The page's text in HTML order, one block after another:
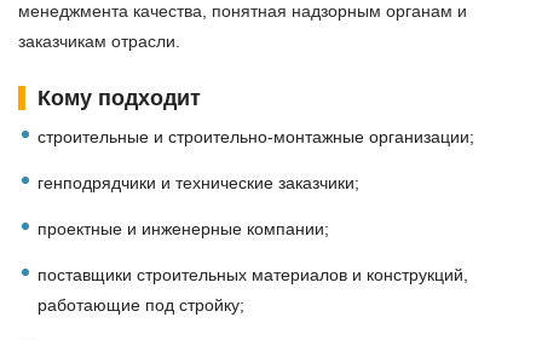
менеджмента качества, понятная надзорным органам и
заказчикам отрасли.
Кому подходит
строительные и строительно-монтажные организации;
генподрядчики и технические заказчики;
проектные и инженерные компании;
поставщики строительных материалов и конструкций,
работающие под стройку;